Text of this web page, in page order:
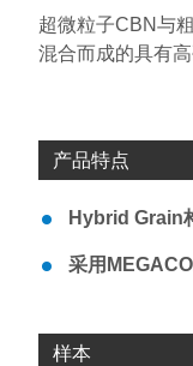
超微粒子CBN与
混合而成的具有高
产品特点
Hybrid Grain
采用
样本